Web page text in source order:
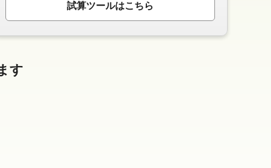
試算ツールはこちら
す